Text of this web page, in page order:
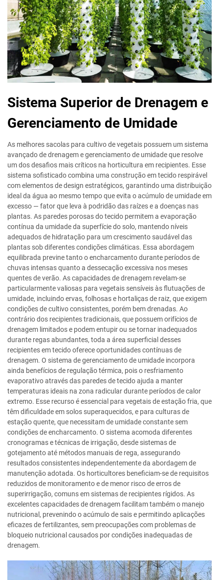
Sistema Superior de Drenagem e
Gerenciamento de Umidade
As melhores sacolas para cultivo de vegetais possuem um sistema
avançado de drenagem e gerenciamento de umidade que resolve
um dos desafios mais críticos na horticultura em recipientes. Esse
sistema sofisticado combina uma construção em tecido respirável
com elementos de design estratégicos, garantindo uma distribuição
ideal da água ao mesmo tempo que evita o acúmulo de umidade em
excesso — fator que leva à podridão das raízes e a doenças nas
plantas. As paredes porosas do tecido permitem a evaporação
contínua da umidade da superfície do solo, mantendo níveis
adequados de hidratação para um crescimento saudável das
plantas sob diferentes condições climáticas. Essa abordagem
equilibrada previne tanto o encharcamento durante períodos de
chuvas intensas quanto a dessecação excessiva nos meses
quentes de verão. As capacidades de drenagem revelam-se
particularmente valiosas para vegetais sensíveis às flutuações de
umidade, incluindo ervas, folhosas e hortaliças de raiz, que exigem
condições de cultivo consistentes, porém bem drenadas. Ao
contrário dos recipientes tradicionais, que possuem orifícios de
drenagem limitados e podem entupir ou se tornar inadequados
durante regas abundantes, toda a área superficial desses
recipientes em tecido oferece oportunidades contínuas de
drenagem. O sistema de gerenciamento de umidade incorpora
ainda benefícios de regulação térmica, pois o resfriamento
evaporativo através das paredes de tecido ajuda a manter
temperaturas ideais na zona radicular durante períodos de calor
extremo. Esse recurso é essencial para vegetais de estação fria, que
têm dificuldade em solos superaquecidos, e para culturas de
estação quente, que necessitam de umidade constante sem
condições de encharcamento. O sistema acomoda diferentes
cronogramas e técnicas de irrigação, desde sistemas de
gotejamento até métodos manuais de rega, assegurando
resultados consistentes independentemente da abordagem de
manutenção adotada. Os horticultores beneficiam-se de requisitos
reduzidos de monitoramento e de menor risco de erros de
superirrigação, comuns em sistemas de recipientes rígidos. As
excelentes capacidades de drenagem facilitam também o manejo
nutricional, prevenindo o acúmulo de sais e permitindo aplicações
eficazes de fertilizantes, sem preocupações com problemas de
bloqueio nutricional causados por condições inadequadas de
drenagem.